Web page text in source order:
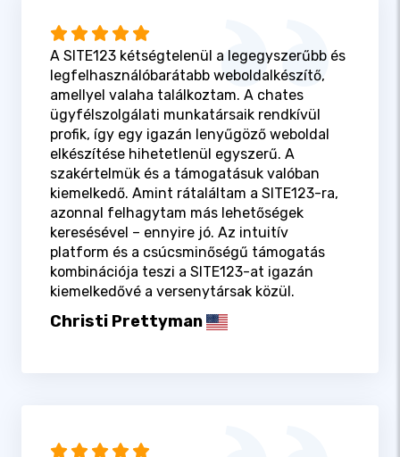
A SITE123 kétségtelenül a legegyszerűbb és
legfelhasználóbarátabb weboldalkészítő,
amellyel valaha találkoztam. A chates
ügyfélszolgálati munkatársaik rendkívül
profik, így egy igazán lenyűgöző weboldal
elkészítése hihetetlenül egyszerű. A
szakértelmük és a támogatásuk valóban
kiemelkedő. Amint rátaláltam a SITE123-ra,
azonnal felhagytam más lehetőségek
keresésével – ennyire jó. Az intuitív
platform és a csúcsminőségű támogatás
kombinációja teszi a SITE123-at igazán
kiemelkedővé a versenytársak közül.
Christi Prettyman